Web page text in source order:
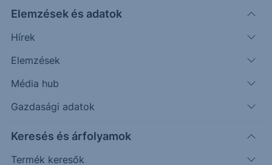
Elemzések és adatok
Hírek
Elemzések
Média hub
Gazdasági adatok
Keresés és árfolyamok
Termék keresők
piacokon
Fórián
Zoltán
agrárszakértő
A Chicagói Árutőzsde jegyzései azonnal lefelé